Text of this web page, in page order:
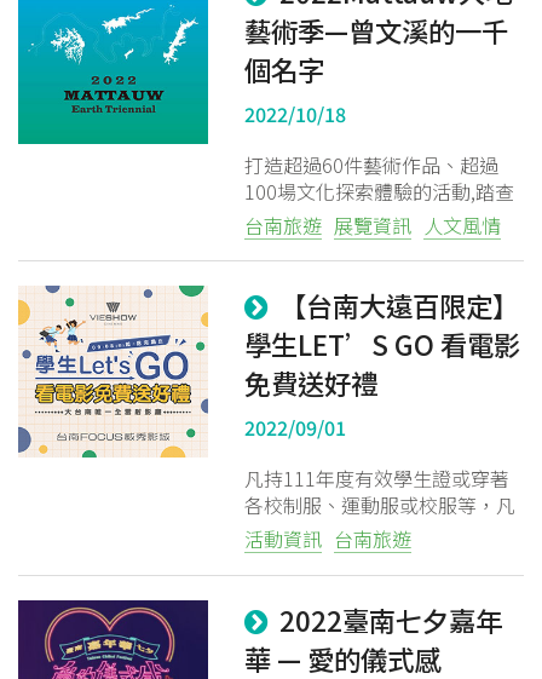
藝術季—曾文溪的一千
個名字
2022/10/18
打造超過60件藝術作品、超過
100場文化探索體驗的活動,踏查
與調研活動更是囊括曾文溪流域
138公,是台灣目前單一縣市幅員
最廣的藝術季,更是首個聚焦溪流
權益的藝術季,貫穿曾文溪沿線
台南旅遊 展覽資訊 人文風情
【台南大遠百限定】
學生LET’S GO 看電影
免費送好禮
2022/09/01
凡持111年度有效學生證或穿著
各校制服、運動服或校服等，凡
於影城臨櫃購買電影票兩張，即
可獲得「威秀寶寶家族週邊贈
品」乙份，數量有限，送完為
止。
活動資訊 台南旅遊
2022臺南七夕嘉年
華 — 愛的儀式感